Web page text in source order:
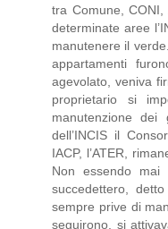
tra Comune,
determinate aree
manutenere il
appartamenti
agevolato, veniva
proprietario si
manutenzione
dell’INCIS il
IACP, l’ATER,
Non essendo
succedettero,
sempre prive di
seguirono, si